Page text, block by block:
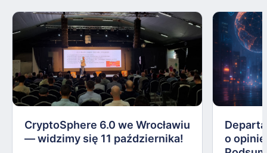
CryptoSphere 6.0 we Wrocławiu
— widzimy się 11 października!
o opinie